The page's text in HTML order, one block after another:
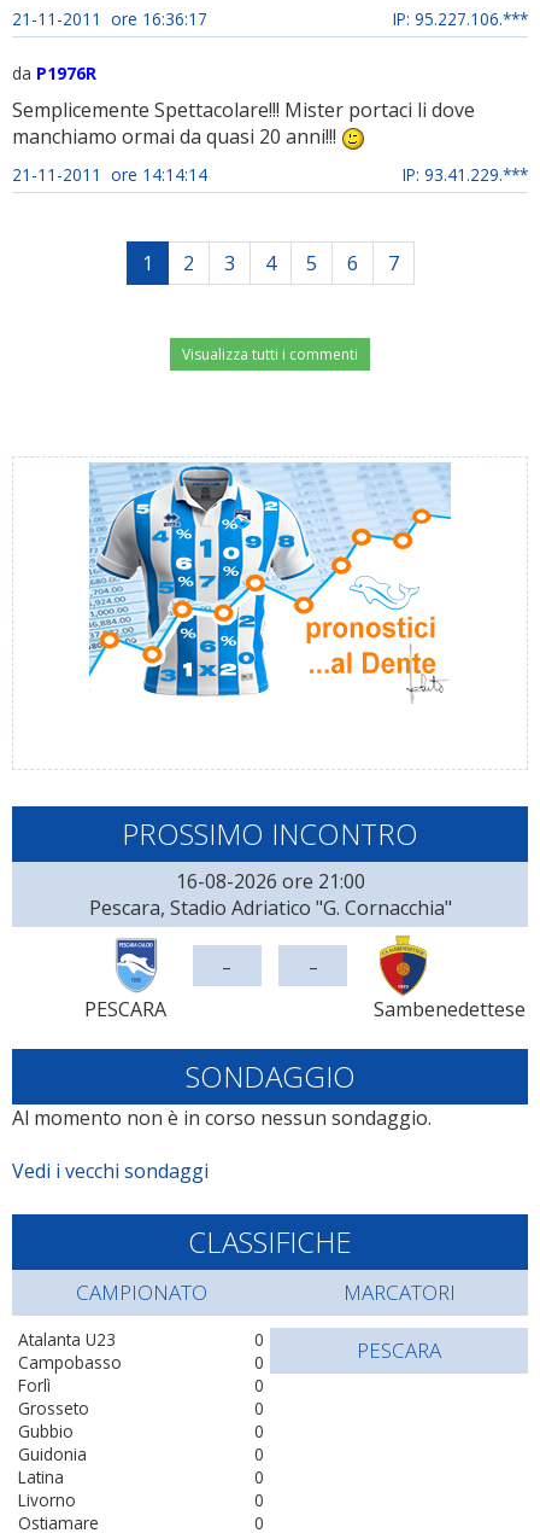
21-11-2011 ore 16:36:17 IP: 95.227.106.***
da P1976R
Semplicemente Spettacolare!!! Mister portaci li dove
manchiamo ormai da quasi 20 anni!!!
21-11-2011 ore 14:14:14 IP: 93.41.229.***
1 2 3 4 5 6 7
Visualizza tutti i commenti
PROSSIMO INCONTRO
16-08-2026 ore 21:00
Pescara, Stadio Adriatico "G. Cornacchia"
PESCARA
- -
Sambenedettese
SONDAGGIO
Al momento non è in corso nessun sondaggio.
Vedi i vecchi sondaggi
CLASSIFICHE
CAMPIONATO
0
Atalanta U23
0
Campobasso
0
Forlì
0
Grosseto
0
Gubbio
0
Guidonia
0
Latina
0
Livorno
0
Ostiamare
MARCATORI
PESCARA